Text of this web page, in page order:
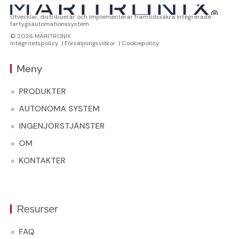
Utvecklar, distribuerar och implementerar framtidssäkra integrerade
fartygsautomationssystem.
© 2026 MARITRONIX
Integritetspolicy | Försäljningsvillkor | Cookiepolicy
Meny
PRODUKTER
AUTONOMA SYSTEM
INGENJÖRSTJÄNSTER
OM
KONTAKTER
Resurser
FAQ